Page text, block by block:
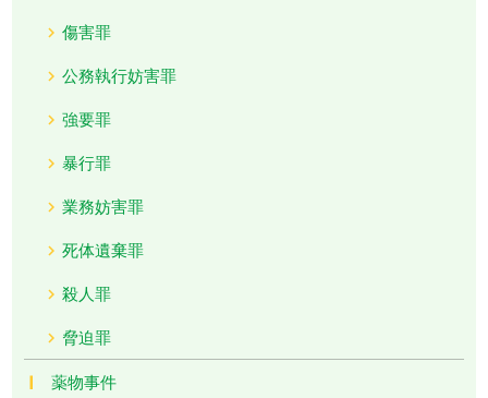
傷害罪
公務執行妨害罪
強要罪
暴行罪
業務妨害罪
死体遺棄罪
殺人罪
脅迫罪
薬物事件